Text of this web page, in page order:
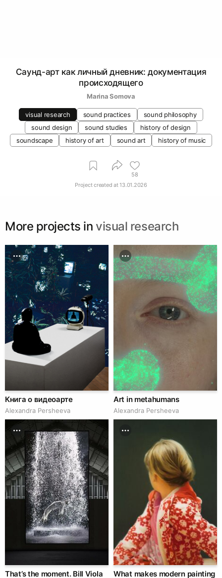
Саунд-арт как личный дневник: документация
происходящего
Marina Somova
visual research sound practices
sound philosophy
sound design
sound studies
history of design
soundscape
history of art sound art history of music
58
Project created at13.01.2026
More projects in visual research
Книга о видеоарте
Alexandra Persheeva
Art in metahumans
Alexandra Persheeva
That’s the moment. Bill Viola What makes modern painting